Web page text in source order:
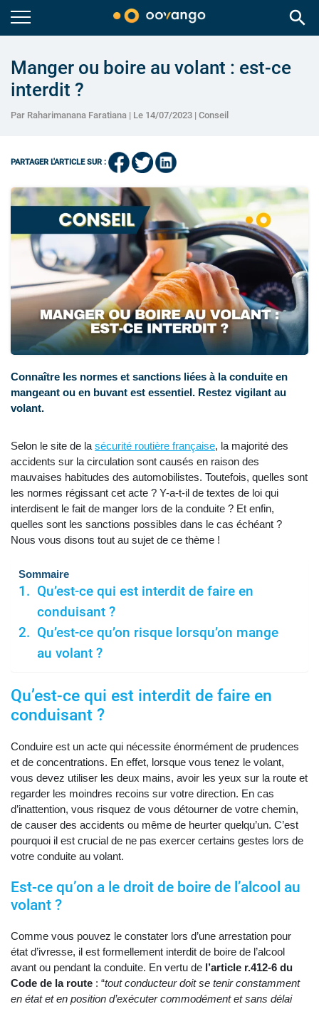
search
Manger ou boire au volant : est-ce
interdit ?
Par Raharimanana Faratiana | Le 14/07/2023 | Conseil
PARTAGER L'ARTICLE SUR :
Connaître les normes et sanctions liées à la conduite en
mangeant ou en buvant est essentiel. Restez vigilant au
volant.
Selon le site de la sécurité routière française, la majorité des
accidents sur la circulation sont causés en raison des
mauvaises habitudes des automobilistes. Toutefois, quelles sont
les normes régissant cet acte ? Y-a-t-il de textes de loi qui
interdisent le fait de manger lors de la conduite ? Et enfin,
quelles sont les sanctions possibles dans le cas échéant ?
Nous vous disons tout au sujet de ce thème !
Sommaire
Qu’est-ce qui est interdit de faire en
conduisant ?
Qu’est-ce qu’on risque lorsqu’on mange
au volant ?
Qu’est-ce qui est interdit de faire en
conduisant ?
Conduire est un acte qui nécessite énormément de prudences
et de concentrations. En effet, lorsque vous tenez le volant,
vous devez utiliser les deux mains, avoir les yeux sur la route et
regarder les moindres recoins sur votre direction. En cas
d’inattention, vous risquez de vous détourner de votre chemin,
de causer des accidents ou même de heurter quelqu’un. C’est
pourquoi il est crucial de ne pas exercer certains gestes lors de
votre conduite au volant.
Est-ce qu’on a le droit de boire de l’alcool au
volant ?
Comme vous pouvez le constater lors d’une arrestation pour
état d’ivresse, il est formellement interdit de boire de l’alcool
avant ou pendant la conduite. En vertu de l’article r.412-6 du
Code de la route : “tout conducteur doit se tenir constamment
en état et en position d’exécuter commodément et sans délai